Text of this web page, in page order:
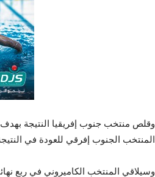
المنتخب الجنوب إفرقي للعودة في
وسيلاقي المنتخب الكاميروني في ربع